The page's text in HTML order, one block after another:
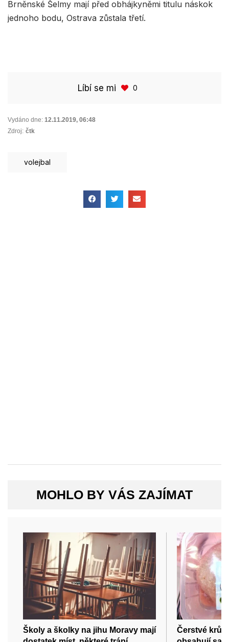
Brněnské Šelmy mají před obhájkyněmi titulu náskok
jednoho bodu, Ostrava zůstala třetí.
Líbí se mi 0
Vydáno dne: 12.11.2019, 06:48
Zdroj: čtk
volejbal
MOHLO BY VÁS ZAJÍMAT
Školy a školky na jihu Moravy mají
Čerstvé krůtí